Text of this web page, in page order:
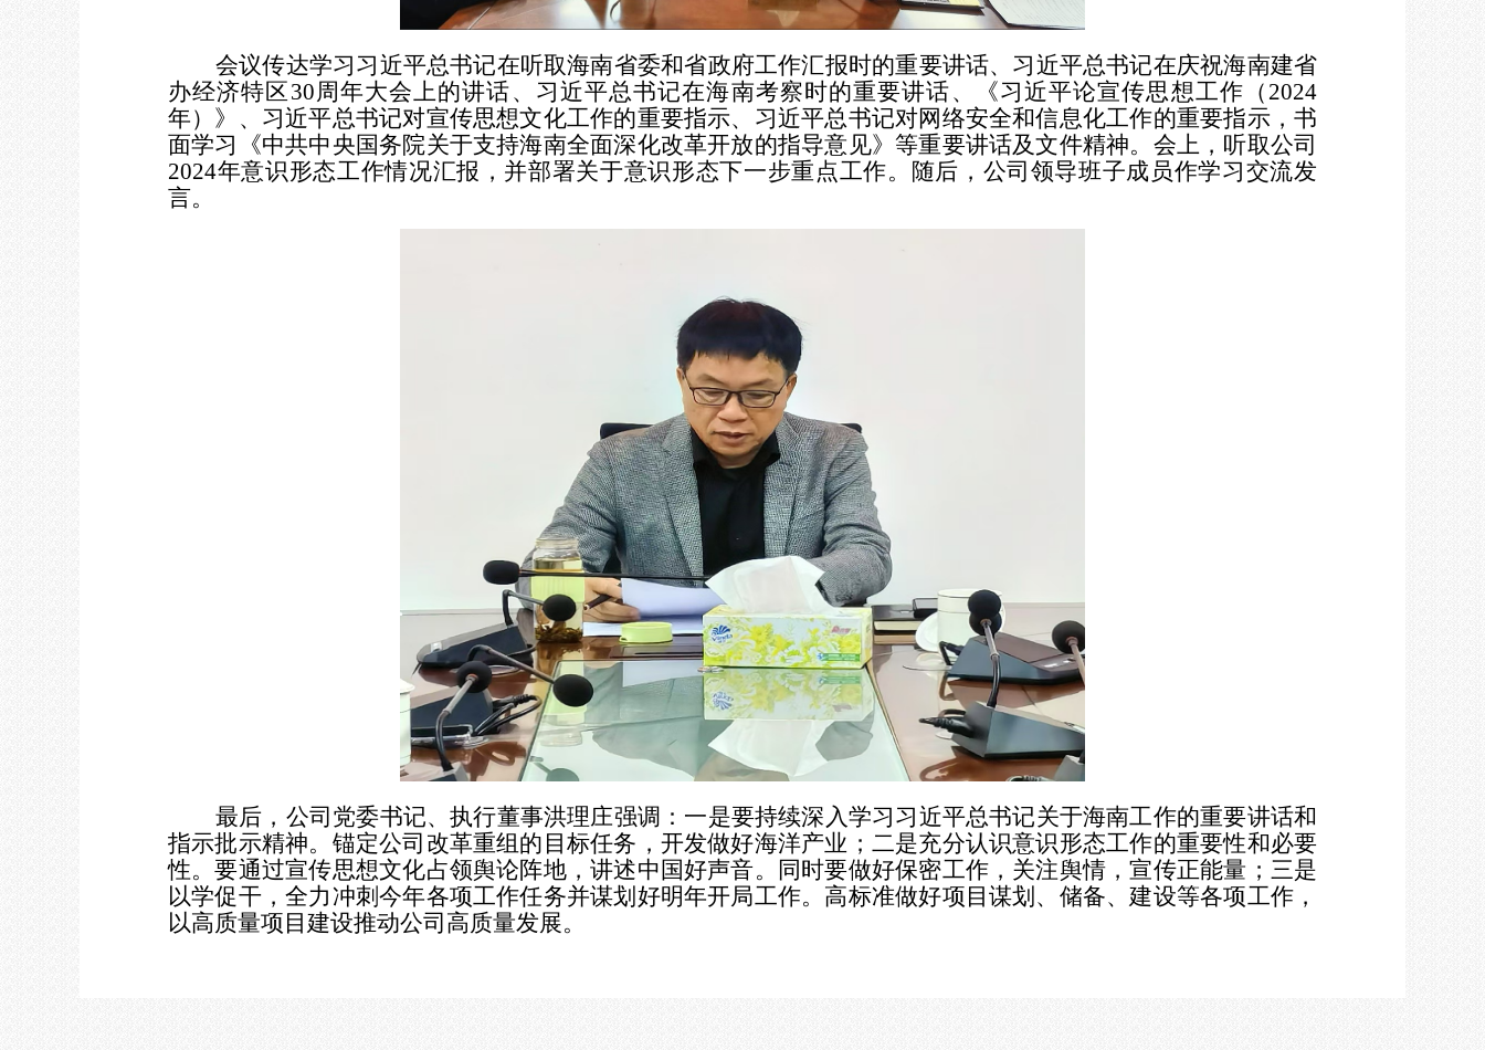
会议传达学习习近平总书记在听取海南省委和省政府工作汇报时的重要讲话、习近平总书记在庆祝海南建省
办经济特区30周年大会上的讲话、习近平总书记在海南考察时的重要讲话、《习近平论宣传思想工作（2024
年）》、习近平总书记对宣传思想文化工作的重要指示、习近平总书记对网络安全和信息化工作的重要指示，书
面学习《中共中央国务院关于支持海南全面深化改革开放的指导意见》等重要讲话及文件精神。会上， 听取公司
2024年意识形态工作情况汇报，并部署关于意识形态下一步重点工作。随后，公司领导班子成员作学习交流发
言。
最后，公司党委书记、执行董事洪理庄强调：一是要持续深入学习习近平总书记关于海南工作的重要讲话和
指示批示精神。锚定公司改革重组的目标任务，开发做好海洋产业；二是充分认识意识形态工作的重要性和必要
性。要通过宣传思想文化占领舆论阵地，讲述中国好声音。同时要做好保密工作，关注舆情，宣传正能量；三是
以学促干，全力冲刺今年各项工作任务并谋划好明年开局工作。高标准做好项目谋划、储备、建设等各项工作，
以高质量项目建设推动公司高质量发展。